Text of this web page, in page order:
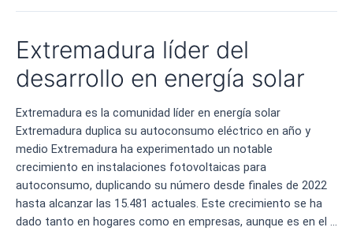
para
autoconsumo
solar
en
España
Extremadura líder del
desarrollo en energía solar
Extremadura es la comunidad líder en energía solar
Extremadura duplica su autoconsumo eléctrico en año y
medio Extremadura ha experimentado un notable
crecimiento en instalaciones fotovoltaicas para
autoconsumo, duplicando su número desde finales de 2022
hasta alcanzar las 15.481 actuales. Este crecimiento se ha
dado tanto en hogares como en empresas, aunque es en el …